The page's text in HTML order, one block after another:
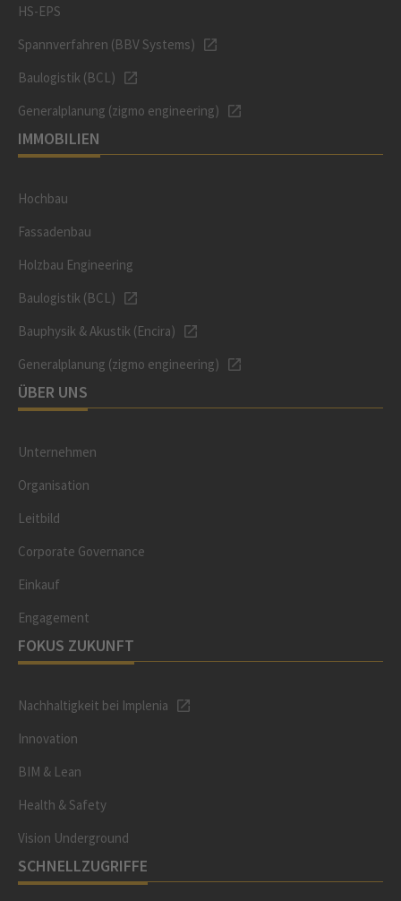
HS-EPS
Spannverfahren (BBV Systems)
Baulogistik (BCL)
Generalplanung (zigmo engineering)
IMMOBILIEN
Hochbau
Fassadenbau
Holzbau Engineering
Baulogistik (BCL)
Bauphysik & Akustik (Encira)
Generalplanung (zigmo engineering)
ÜBER UNS
Unternehmen
Organisation
Leitbild
Corporate Governance
Einkauf
Engagement
FOKUS ZUKUNFT
Nachhaltigkeit bei Implenia
Innovation
BIM & Lean
Health & Safety
Vision Underground
SCHNELLZUGRIFFE